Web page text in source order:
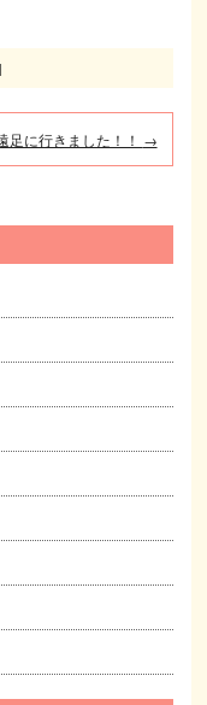
|
足に行きました！！ →